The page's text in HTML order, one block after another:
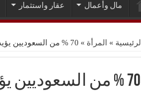
مال وأعمال عقار واستثمار
الرئيسية » المرأة » 70 % من السعوديين يؤيدون عمل المرأة
70 % من السعوديين يؤيدون عمل المرأة